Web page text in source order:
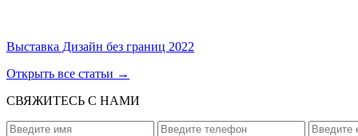
Выставка Дизайн без границ 2022
Открыть все статьи →
СВЯЖИТЕСЬ С НАМИ